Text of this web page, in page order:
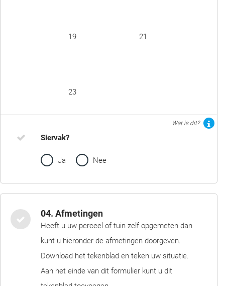
19 21
23
Wat is dit?
Siervak?
Ja Nee
04. Afmetingen
Heeft u uw perceel of tuin zelf opgemeten dan
kunt u hieronder de afmetingen doorgeven.
Download het tekenblad en teken uw situatie.
Aan het einde van dit formulier kunt u dit